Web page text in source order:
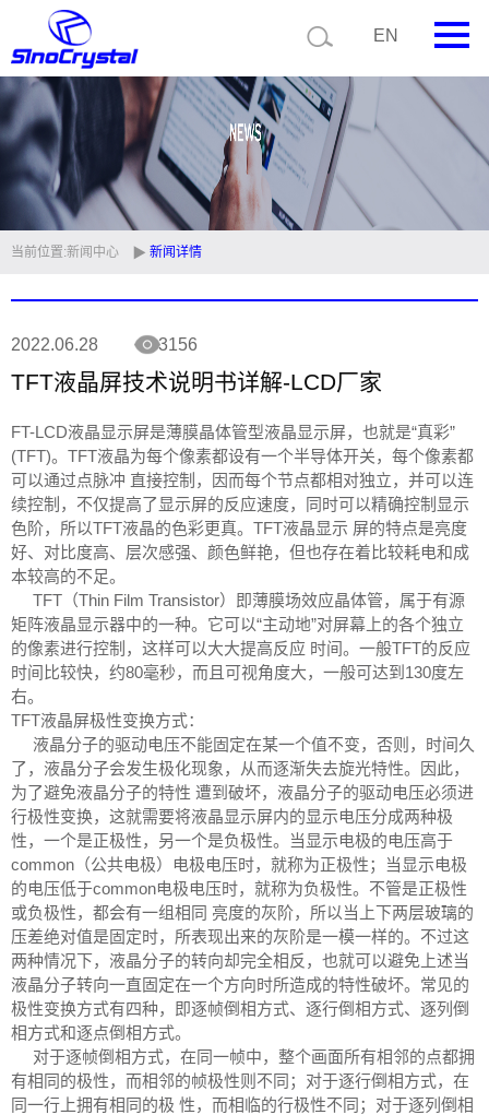
EN
首页
公司简介
产品中心
技术支持
视频中心
新闻中心
联系我们
当前位置:新闻中心 新闻详情
2022.06.28 3156
TFT液晶屏技术说明书详解-LCD厂家
FT-LCD液晶显示屏是薄膜晶体管型液晶显示屏，也就是“真彩”
(TFT)。TFT液晶为每个像素都设有一个半导体开关，每个像素都
可以通过点脉冲 直接控制，因而每个节点都相对独立，并可以连
续控制，不仅提高了显示屏的反应速度，同时可以精确控制显示
色阶，所以TFT液晶的色彩更真。TFT液晶显示 屏的特点是亮度
好、对比度高、层次感强、颜色鲜艳，但也存在着比较耗电和成
本较高的不足。
TFT（Thin Film Transistor）即薄膜场效应晶体管，属于有源
矩阵液晶显示器中的一种。它可以“主动地”对屏幕上的各个独立
的像素进行控制，这样可以大大提高反应 时间。一般TFT的反应
时间比较快，约80毫秒，而且可视角度大，一般可达到130度左
右。
TFT液晶屏极性变换方式：
液晶分子的驱动电压不能固定在某一个值不变，否则，时间久
了，液晶分子会发生极化现象，从而逐渐失去旋光特性。因此，
为了避免液晶分子的特性 遭到破坏，液晶分子的驱动电压必须进
行极性变换，这就需要将液晶显示屏内的显示电压分成两种极
性，一个是正极性，另一个是负极性。当显示电极的电压高于
common（公共电极）电极电压时，就称为正极性；当显示电极
的电压低于common电极电压时，就称为负极性。不管是正极性
或负极性，都会有一组相同 亮度的灰阶，所以当上下两层玻璃的
压差绝对值是固定时，所表现出来的灰阶是一模一样的。不过这
两种情况下，液晶分子的转向却完全相反，也就可以避免上述当
液晶分子转向一直固定在一个方向时所造成的特性破坏。常见的
极性变换方式有四种，即逐帧倒相方式、逐行倒相方式、逐列倒
相方式和逐点倒相方式。
对于逐帧倒相方式，在同一帧中，整个画面所有相邻的点都拥
有相同的极性，而相邻的帧极性则不同；对于逐行倒相方式，在
同一行上拥有相同的极 性，而相临的行极性不同；对于逐列倒相